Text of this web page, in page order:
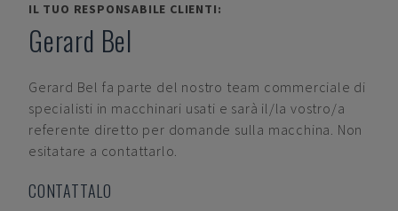
IL TUO RESPONSABILE CLIENTI:
Gerard Bel
Gerard Bel fa parte del nostro team commerciale di
specialisti in macchinari usati e sarà il/la vostro/a
referente diretto per domande sulla macchina. Non
esitatare a contattarlo.
CONTATTALO